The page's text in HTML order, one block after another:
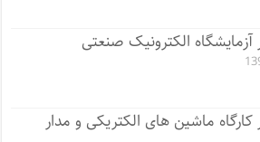
آزمایشگاه الکترونیک صنعتی
ماشین های الکتریکی و مدار